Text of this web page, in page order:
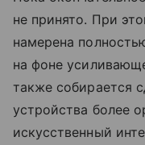
не принято. При
намерена
на фоне
также собирается
устройства более
искусственный